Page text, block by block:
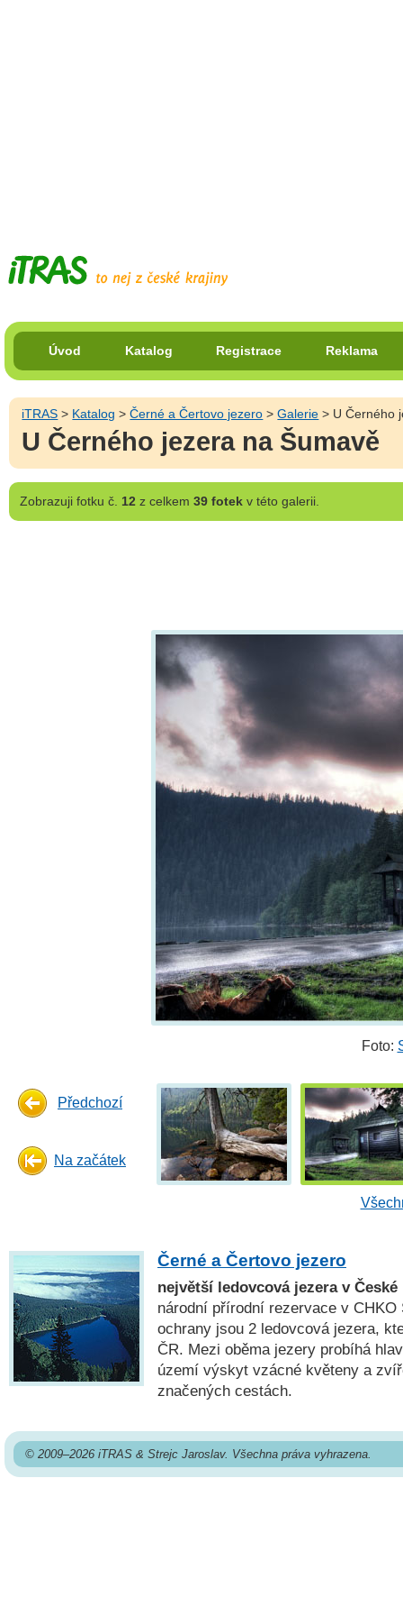
Úvod Katalog Registrace Reklama
iTRAS > Katalog >Černé a Čertovo jezero >Galerie > U Černého
U Černého jezera na Šumavě
Zobrazujifotku č. 12 z celkem 39 fotekv této galerii.
Foto:
Předchozí
Na začátek
Černé a Čertovo jezero
největší ledovcová jezera v
národní přírodní rezervace v CHKO
ochrany jsou 2 ledovcová jezera,
ČR. Mezi oběma jezery probíhá
území výskyt vzácné květeny a
značených cestách.
© 2009–2026 iTRAS & Strejc Jaroslav. Všechna práva vyhrazena.